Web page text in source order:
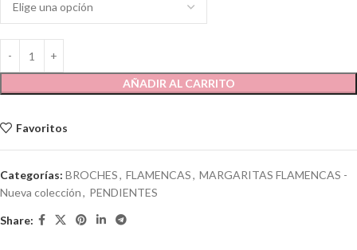
AÑADIR AL CARRITO
Favoritos
Categorías: BROCHES, FLAMENCAS, MARGARITAS FLAMENCAS -
Nueva colección, PENDIENTES
Share: